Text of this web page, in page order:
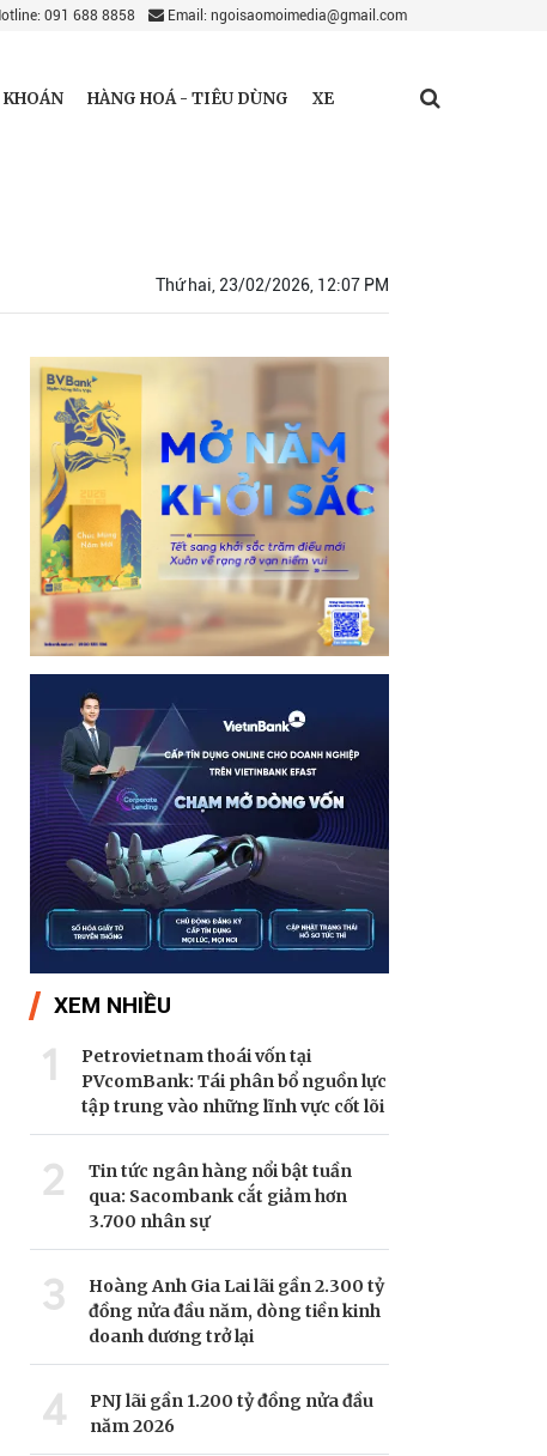
091 688 8858 Email: ngoisaomoimedia@gmail.com
HÀNG HOÁ - TIÊU DÙNG XE
Thứ hai, 23/02/2026, 12:07 PM
XEM NHIỀU
1
Petrovietnam thoái vốn tại
PVcomBank: Tái phân bổ nguồn lực
tập trung vào những lĩnh vực cốt lõi
2
Tin tức ngân hàng nổi bật tuần
qua: Sacombank cắt giảm hơn
3.700 nhân sự
3
Hoàng Anh Gia Lai lãi gần 2.300 tỷ
đồng nửa đầu năm, dòng tiền kinh
doanh dương trở lại
4
PNJ lãi gần 1.200 tỷ đồng nửa đầu
năm 2026